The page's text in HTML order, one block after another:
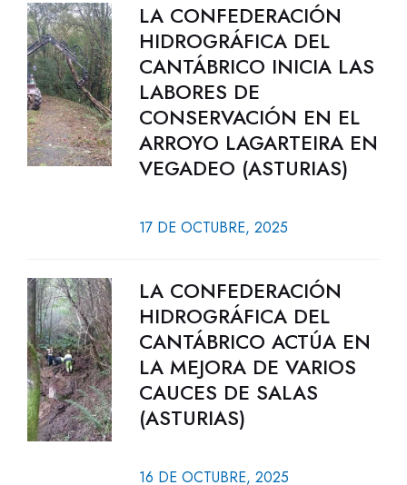
LA CONFEDERACIÓN
HIDROGRÁFICA DEL
CANTÁBRICO INICIA LAS
LABORES DE
CONSERVACIÓN EN EL
ARROYO LAGARTEIRA EN
VEGADEO (ASTURIAS)
17 DE OCTUBRE, 2025
LA CONFEDERACIÓN
HIDROGRÁFICA DEL
CANTÁBRICO ACTÚA EN
LA MEJORA DE VARIOS
CAUCES DE SALAS
(ASTURIAS)
16 DE OCTUBRE, 2025